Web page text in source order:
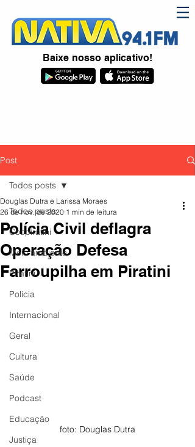
Baixe nosso aplicativo!
Post
Todos posts
Coopiratini
Meio ambiente
Piratini
Polícia
Internacional
Geral
Cultura
Saúde
Podcast
Educação
Justiça
Todos posts
Polícia Civil deflagra
Operação Defesa
Farroupilha em Piratini
Douglas Dutra e Larissa Moraes
26 de nov. de 2020 1 min de leitura
foto: Douglas Dutra